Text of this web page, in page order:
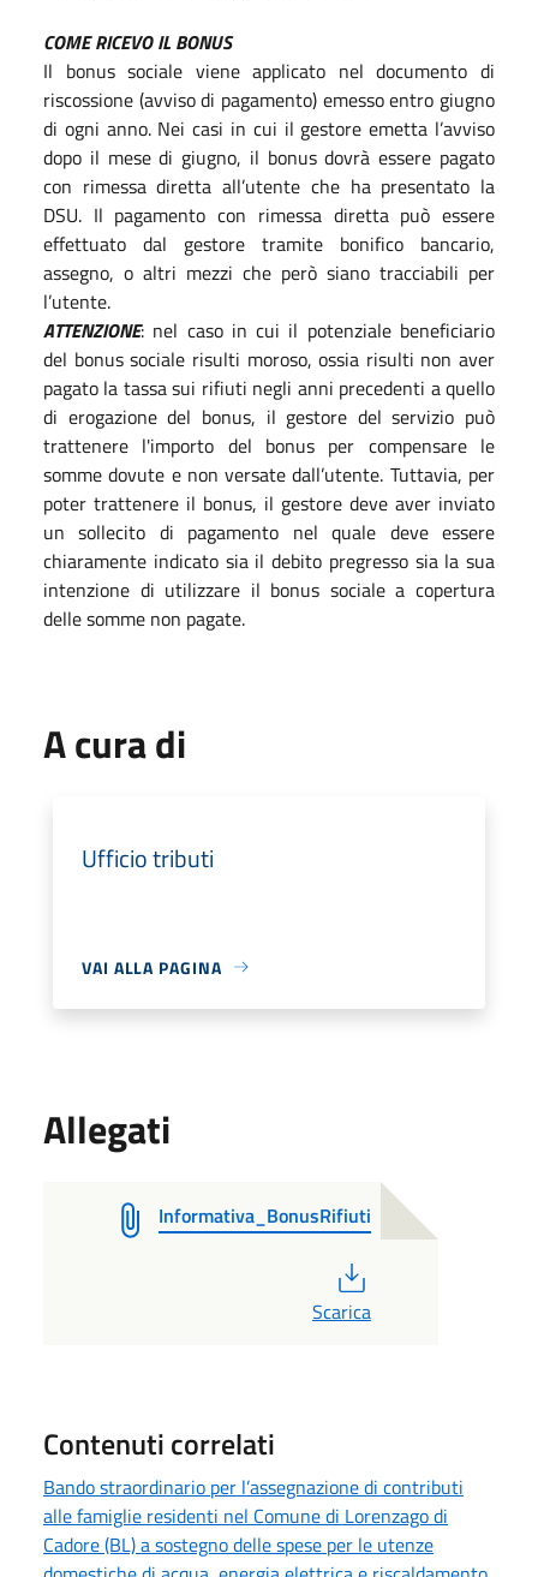
COME RICEVO IL BONUS
Il bonus sociale viene applicato nel documento di
riscossione (avviso di pagamento) emesso entro giugno
di ogni anno. Nei casi in cui il gestore emetta l’avviso
dopo il mese di giugno, il bonus dovrà essere pagato
con rimessa diretta all’utente che ha presentato la
DSU. Il pagamento con rimessa diretta può essere
effettuato dal gestore tramite bonifico bancario,
assegno, o altri mezzi che però siano tracciabili per
l’utente.
ATTENZIONE: nel caso in cui il potenziale beneficiario
del bonus sociale risulti moroso, ossia risulti non aver
pagato la tassa sui rifiuti negli anni precedenti a quello
di erogazione del bonus, il gestore del servizio può
trattenere l'importo del bonus per compensare le
somme dovute e non versate dall’utente. Tuttavia, per
poter trattenere il bonus, il gestore deve aver inviato
un sollecito di pagamento nel quale deve essere
chiaramente indicato sia il debito pregresso sia la sua
intenzione di utilizzare il bonus sociale a copertura
delle somme non pagate.
A cura di
Ufficio tributi
VAI ALLA PAGINA
Allegati
Informativa_BonusRifiuti
Scarica
Contenuti correlati
Bando straordinario per l’assegnazione di contributi
alle famiglie residenti nel Comune di Lorenzago di
Cadore (BL) a sostegno delle spese per le utenze